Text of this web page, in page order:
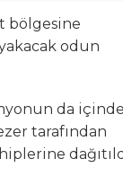
bölgesine
odun
da
tarafından